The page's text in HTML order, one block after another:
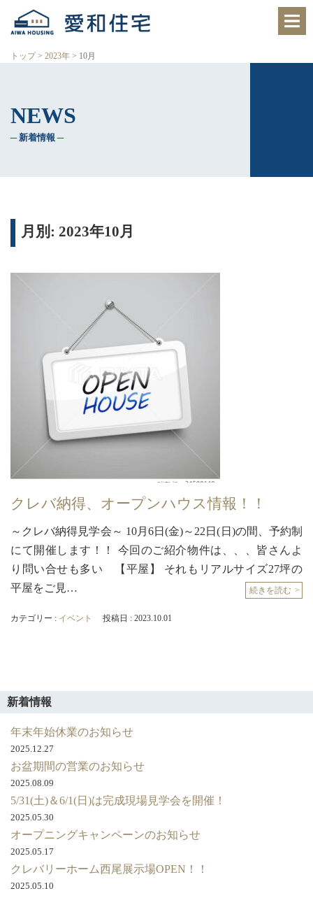
知
県
尾
市
の
バ
ー
ー
トップ> 2023年 > 10月
NEWS
─ 新着情報 ─
月別: 2023年10月
クレバ納得、オープンハウス情報！！
～クレバ納得見学会～ 10月6日(金)～22日(日)の間、予約制
にて開催します！！ 今回のご紹介物件は、、、皆さんよ
り問い合せも多い 【平屋】 それもリアルサイズ27坪の
平屋をご見…
続きを読む
カテゴリー : イベント 投稿日 : 2023.10.01
新着情報
年末年始休業のお知らせ
2025.12.27
お盆期間の営業のお知らせ
2025.08.09
5/31(土)＆6/1(日)は完成現場見学会を開催！
2025.05.30
オープニングキャンペーンのお知らせ
2025.05.17
クレバリーホーム西尾展示場OPEN！！
2025.05.10